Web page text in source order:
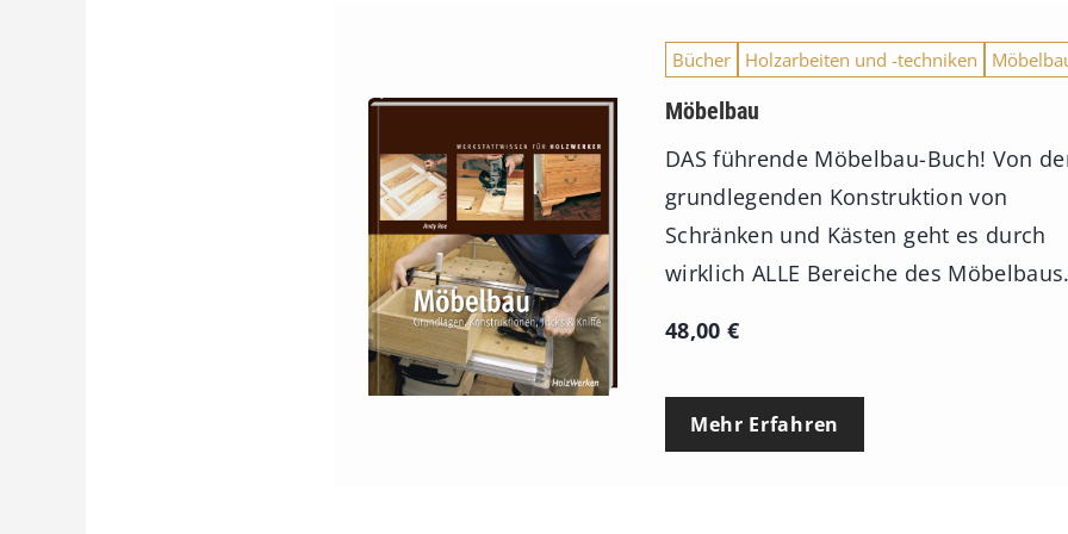
Bücher Holzarbeiten und -techniken
Möbelbau
DAS führende Möbelbau-Buch! Von
grundlegenden Konstruktion von
Schränken und Kästen geht es durch
wirklich ALLE Bereiche des Möbelbaus.
48,00 €
Mehr Erfahren